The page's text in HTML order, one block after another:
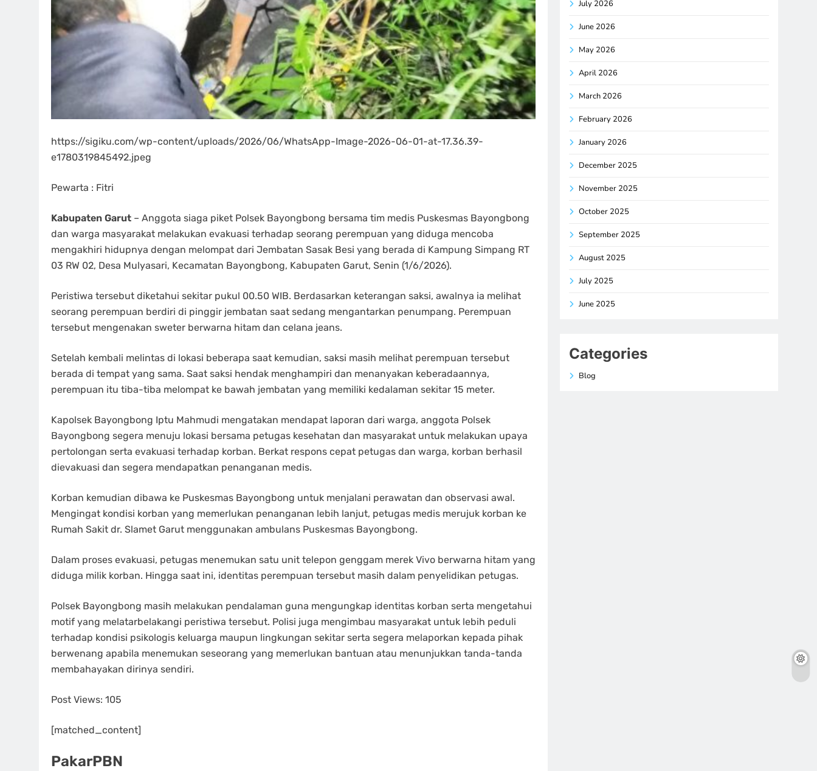
https://sigiku.com/wp-content/uploads/2026/06/WhatsApp-Image-2026-06-01-at-17.36.39-
e1780319845492.jpeg
Pewarta : Fitri
Kabupaten Garut – Anggota siaga piket Polsek Bayongbong bersama tim medis Puskesmas Bayongbong
dan warga masyarakat melakukan evakuasi terhadap seorang perempuan yang diduga mencoba
mengakhiri hidupnya dengan melompat dari Jembatan Sasak Besi yang berada di Kampung Simpang RT
03 RW 02, Desa Mulyasari, Kecamatan Bayongbong, Kabupaten Garut, Senin (1/6/2026).
Peristiwa tersebut diketahui sekitar pukul 00.50 WIB. Berdasarkan keterangan saksi, awalnya ia melihat
seorang perempuan berdiri di pinggir jembatan saat sedang mengantarkan penumpang. Perempuan
tersebut mengenakan sweter berwarna hitam dan celana jeans.
Setelah kembali melintas di lokasi beberapa saat kemudian, saksi masih melihat perempuan tersebut
berada di tempat yang sama. Saat saksi hendak menghampiri dan menanyakan keberadaannya,
perempuan itu tiba-tiba melompat ke bawah jembatan yang memiliki kedalaman sekitar 15 meter.
Kapolsek Bayongbong Iptu Mahmudi mengatakan mendapat laporan dari warga, anggota Polsek
Bayongbong segera menuju lokasi bersama petugas kesehatan dan masyarakat untuk melakukan upaya
pertolongan serta evakuasi terhadap korban. Berkat respons cepat petugas dan warga, korban berhasil
dievakuasi dan segera mendapatkan penanganan medis.
Korban kemudian dibawa ke Puskesmas Bayongbong untuk menjalani perawatan dan observasi awal.
Mengingat kondisi korban yang memerlukan penanganan lebih lanjut, petugas medis merujuk korban ke
Rumah Sakit dr. Slamet Garut menggunakan ambulans Puskesmas Bayongbong.
Dalam proses evakuasi, petugas menemukan satu unit telepon genggam merek Vivo berwarna hitam yang
diduga milik korban. Hingga saat ini, identitas perempuan tersebut masih dalam penyelidikan petugas.
Polsek Bayongbong masih melakukan pendalaman guna mengungkap identitas korban serta mengetahui
motif yang melatarbelakangi peristiwa tersebut. Polisi juga mengimbau masyarakat untuk lebih peduli
terhadap kondisi psikologis keluarga maupun lingkungan sekitar serta segera melaporkan kepada pihak
berwenang apabila menemukan seseorang yang memerlukan bantuan atau menunjukkan tanda-tanda
membahayakan dirinya sendiri.
Post Views: 105
[matched_content]
PakarPBN
July 2026
June 2026
May 2026
April 2026
March 2026
February 2026
January 2026
December 2025
November 2025
October 2025
September 2025
August 2025
July 2025
June 2025
Categories
Blog